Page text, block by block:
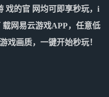
戏的官 网均可即享秒玩，i
网易云游戏APP，任意低
戏画质，一键开始秒玩！